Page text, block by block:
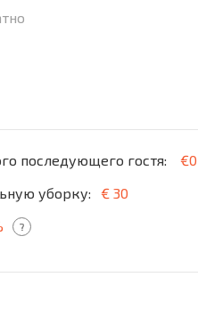
последующего гостя:
€0
уборку:
€ 30
?